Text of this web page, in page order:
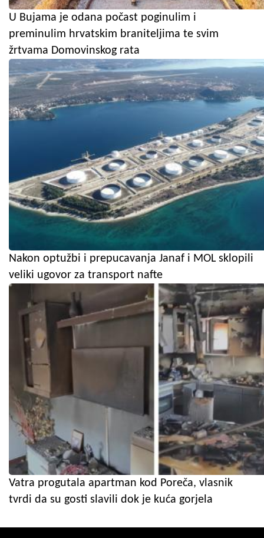
U Bujama je odana počast poginulim i
preminulim hrvatskim braniteljima te svim
žrtvama Domovinskog rata
Nakon optužbi i prepucavanja Janaf i MOL sklopili
veliki ugovor za transport nafte
Vatra progutala apartman kod Poreča, vlasnik
tvrdi da su gosti slavili dok je kuća gorjela